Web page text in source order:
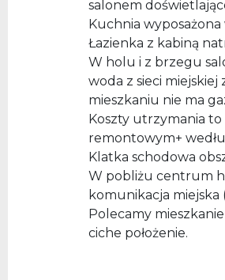
salonem
Kuchnia
Łazienka z kabiną
W holu i z brzegu
woda z sieci
mieszkaniu nie ma
Koszty utrzymania
remontowym+
Klatka schodowa
W pobliżu centrum
komunikacja miejska
Polecamy
ciche położenie.